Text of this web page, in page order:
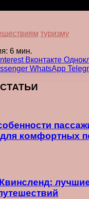
туризму
6 мин.
Вконтакте
WhatsApp
комфортных